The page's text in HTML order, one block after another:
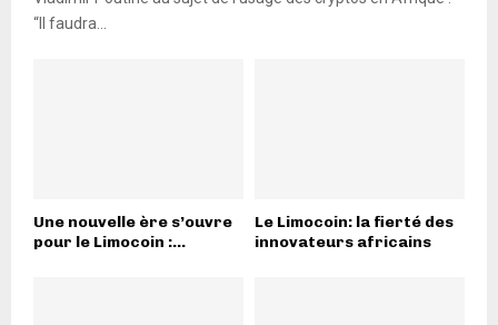
“Il faudra...
Une nouvelle ère s’ouvre
pour le Limocoin :...
Le Limocoin: la fierté des
innovateurs africains